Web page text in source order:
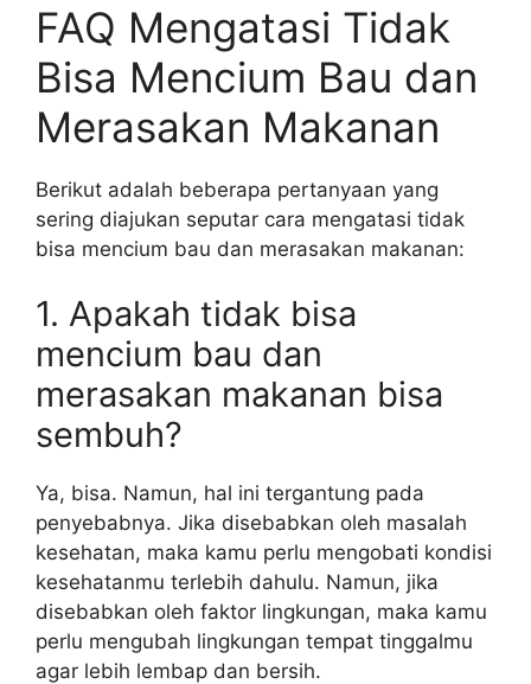
FAQ Mengatasi Tidak
Bisa Mencium Bau dan
Merasakan Makanan
Berikut adalah beberapa pertanyaan yang
sering diajukan seputar cara mengatasi tidak
bisa mencium bau dan merasakan makanan:
1. Apakah tidak bisa
mencium bau dan
merasakan makanan bisa
sembuh?
Ya, bisa. Namun, hal ini tergantung pada
penyebabnya. Jika disebabkan oleh masalah
kesehatan, maka kamu perlu mengobati kondisi
kesehatanmu terlebih dahulu. Namun, jika
disebabkan oleh faktor lingkungan, maka kamu
perlu mengubah lingkungan tempat tinggalmu
agar lebih lembap dan bersih.